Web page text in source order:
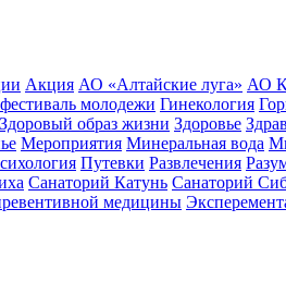
Акция АО «Алтайские луга» АО
молодежи Гинекология
Здоровый образ жизни Здоровье
Мероприятия Минеральная вода
Путевки Развлечения
Санаторий Катунь Санаторий
медицины